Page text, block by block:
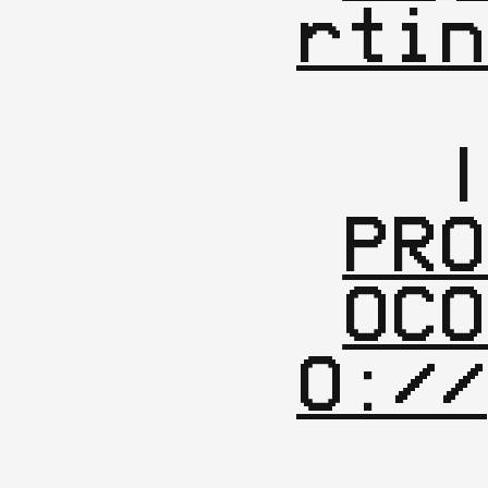
O://